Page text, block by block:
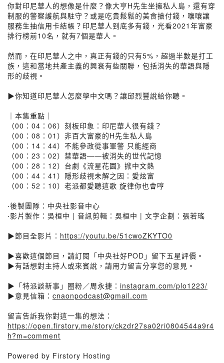
你對印尼華人的想像是什麼？像大亨H先生坐擁私人島，還有穿
制服的警察護航與駐守？或是吃貴鬆鬆的美食搶付錢，嚷嚷讓
服務生抽信用卡結帳？印尼華人到底多有錢，光看2021年富豪
排行榜前10名，就有7個是華人。
然而，在印尼華人之中，真正有錢的只有5%，超過半數是打工
族，這和當地共產主義的興衰有些關聯，包括消失的華語與隱
形的歧視。
▶你知道印尼華人怎麼學中文嗎？讓邱烈豐說給你聽。
｜本集重點｜
（00：04：06）刻板印象：印尼華人很有錢？
（00：08：01）非百大富豪的H先生私人島
（00：14：44）不能參政從事軍警 只能經商
（00：23：02）禁華語——被消失的世代記憶
（00：28：12）台劇《流星花園》掀中文熱
（00：44：41）隱形歧視未解之因：愛炫富
（00：52：10）老派都愛聽這歌 旋律你也會哼
‧後製團隊：中央社影音中心
‧影片製作：吳桓中 | 音訊剪輯：吳桓中 | 文字企劃：張若瑤
▶節目全影片： https://youtu.be/51cwoZKYTO0
▶喜歡這個節目，請訂閱「中央社好POD」留下五星評價。
▶有話想對主持人或來賓說，請用力留言分享您的意見。
▶「特派談新事」圈粉／周永捷： instagram.com/plo1223/
▶意見信箱： cnaonpodcast@gmail.com
留言告訴我你對這一集的想法：
https://open.firstory.me/story/ckzdr27sa02ri0804544a9r4
h?m=comment
Powered by Firstory Hosting